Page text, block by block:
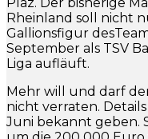
Rheinland soll nicht
Gallionsfigur
September als TSV
Liga aufläuft.
Mehr will und darf
nicht verraten.
Juni bekannt geben.